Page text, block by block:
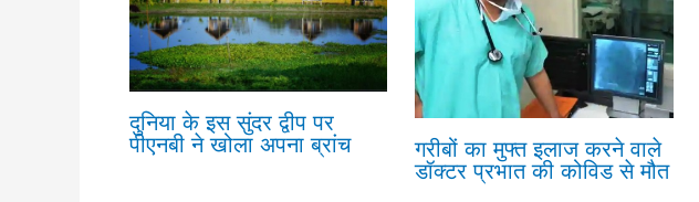
दुनिया के इस सुंदर द्वीप पर
पीएनबी ने खोला अपना ब्रांच
गरीबों का मुफ्त इलाज करने वाले
डॉक्टर प्रभात की कोविड से मौत